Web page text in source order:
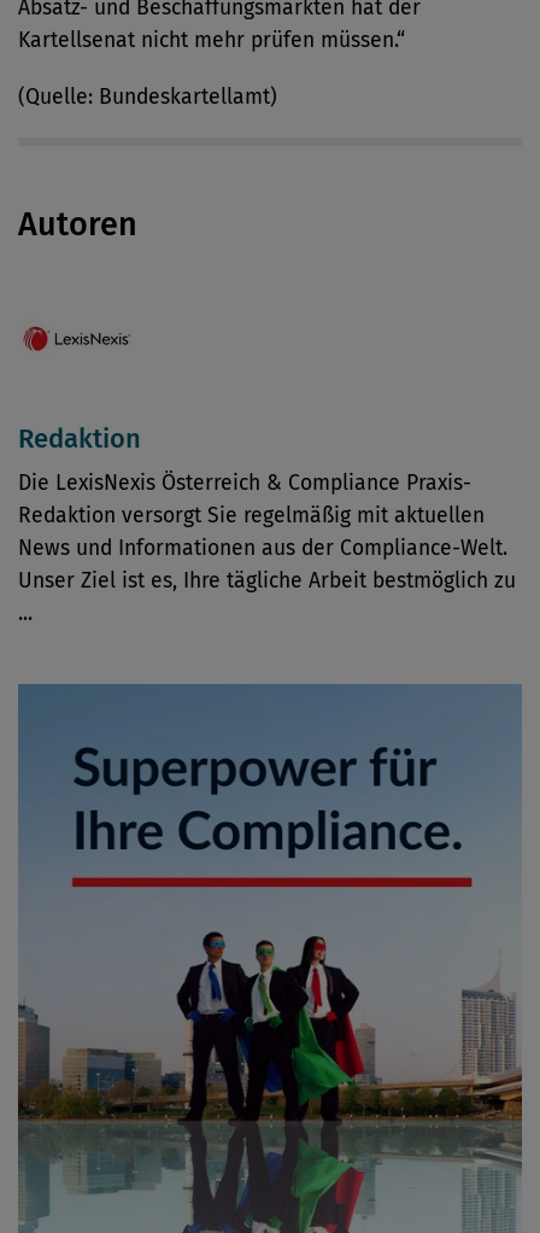
Absatz- und Beschaffungsmärkten hat der
Kartellsenat nicht mehr prüfen müssen.“
(Quelle: Bundeskartellamt)
Autoren
Redaktion
Die LexisNexis Österreich & Compliance Praxis-
Redaktion versorgt Sie regelmäßig mit aktuellen
News und Informationen aus der Compliance-Welt.
Unser Ziel ist es, Ihre tägliche Arbeit bestmöglich zu
...